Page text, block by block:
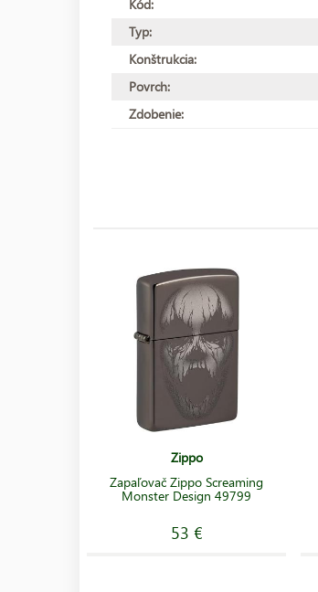
Kód:
Typ:
Konštrukcia:
Povrch:
Zdobenie:
Zippo
Zapaľovač Zippo Screaming
Monster Design 49799
53 €